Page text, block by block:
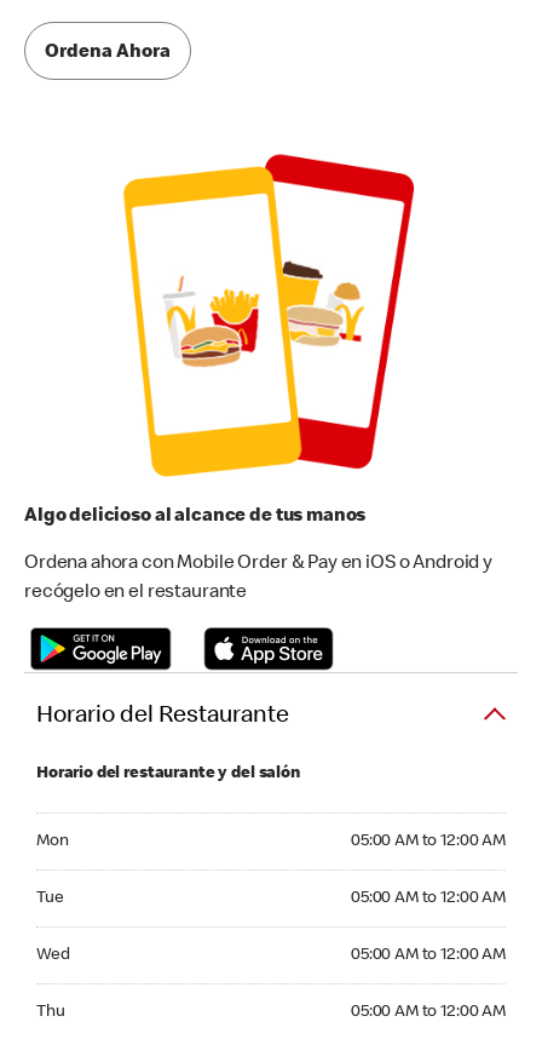
Ordena Ahora
Algo delicioso al alcance de tus manos
Ordena ahora con Mobile Order & Pay en iOS o Android y
recógelo en el restaurante
Horario del Restaurante
Horario del restaurante y del salón
Mon 05:00 AM to 12:00 AM
Tue 05:00 AM to 12:00 AM
Wed 05:00 AM to 12:00 AM
Thu 05:00 AM to 12:00 AM